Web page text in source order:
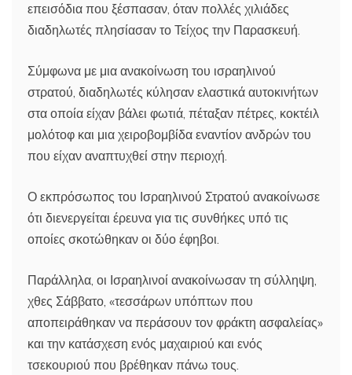
επεισόδια που ξέσπασαν, όταν πολλές χιλιάδες
διαδηλωτές πλησίασαν το Τείχος την Παρασκευή.
Σύμφωνα με μια ανακοίνωση του ισραηλινού
στρατού, διαδηλωτές κύλησαν ελαστικά αυτοκινήτων
στα οποία είχαν βάλει φωτιά, πέταξαν πέτρες, κοκτέιλ
μολότοφ και μια χειροβομβίδα εναντίον ανδρών του
που είχαν αναπτυχθεί στην περιοχή.
Ο εκπρόσωπος του Ισραηλινού Στρατού ανακοίνωσε
ότι διενεργείται έρευνα για τις συνθήκες υπό τις
οποίες σκοτώθηκαν οι δύο έφηβοι.
Παράλληλα, οι Ισραηλινοί ανακοίνωσαν τη σύλληψη,
χθες Σάββατο, «τεσσάρων υπόπτων που
αποπειράθηκαν να περάσουν τον φράκτη ασφαλείας»
και την κατάσχεση ενός μαχαιριού και ενός
τσεκουριού που βρέθηκαν πάνω τους.